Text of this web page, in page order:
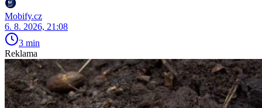
Mobify.cz
6. 8. 2026, 21:08
3 min
Reklama